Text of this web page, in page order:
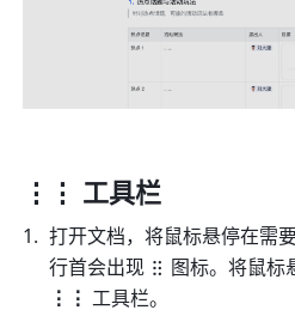
⋮⋮ 工具栏
打开文档，将鼠标悬停在需
行首会出现
图标。将鼠标
⋮⋮ 工具栏。